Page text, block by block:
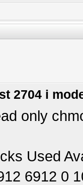
2704 i
only
Used
6912 0